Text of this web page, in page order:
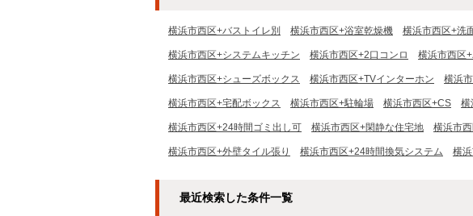
横浜市西区+バストイレ別 横浜市西区+浴室乾燥機 横浜市西区+洗
横浜市西区+システムキッチン 横浜市西区+2口コンロ 横浜市西区
横浜市西区+シューズボックス 横浜市西区+TVインターホン 横浜
横浜市西区+宅配ボックス 横浜市西区+駐輪場 横浜市西区+CS 横
横浜市西区+24時間ゴミ出し可 横浜市西区+閑静な住宅地 横浜市
横浜市西区+外壁タイル張り 横浜市西区+24時間換気システム 横
最近検索した条件一覧